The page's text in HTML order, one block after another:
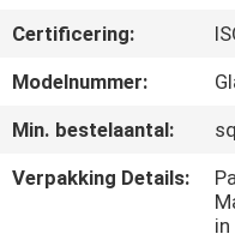
FABRIEKSREIS
CONTACTEER
Certificering:
Modelnummer:
Min. bestelaantal:
Verpakking Details: